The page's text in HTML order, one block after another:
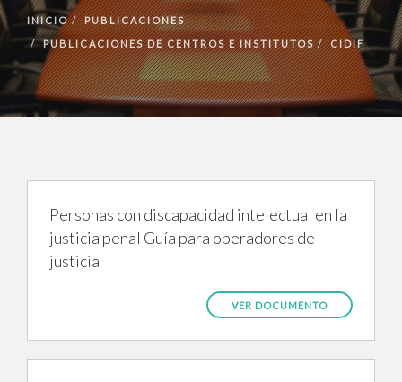
PREMIOS Y BECAS
NOTICIAS
ANCBA EN LOS MEDIOS
INICIO
PUBLICACIONES
PUBLICACIONES DE CENTROS E INSTITUTOS
CIDIF
Personas con discapacidad intelectual en la
justicia penal Guía para operadores de
justicia
VER DOCUMENTO